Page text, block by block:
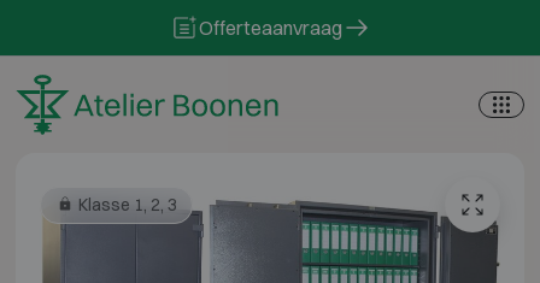
Offerteaanvraag
Klasse 1, 2, 3